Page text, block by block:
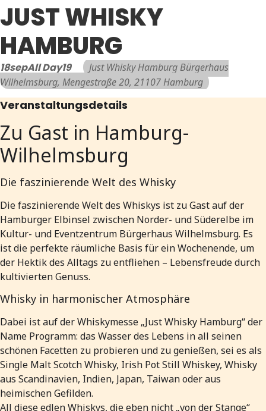
JUST WHISKY
HAMBURG
18sepAll Day19
Just Whisky Hamburg Bürgerhaus
Wilhelmsburg, Mengestraße 20, 21107 Hamburg
Veranstaltungsdetails
Zu Gast in Hamburg-
Wilhelmsburg
Die faszinierende Welt des Whisky
Die faszinierende Welt des Whiskys ist zu Gast auf der
Hamburger Elbinsel zwischen Norder- und Süderelbe im
Kultur- und Eventzentrum Bürgerhaus Wilhelmsburg. Es
ist die perfekte räumliche Basis für ein Wochenende, um
der Hektik des Alltags zu entfliehen – Lebensfreude durch
kultivierten Genuss.
Whisky in harmonischer Atmosphäre
Dabei ist auf der Whiskymesse „Just Whisky Hamburg“ der
Name Programm: das Wasser des Lebens in all seinen
schönen Facetten zu probieren und zu genießen, sei es als
Single Malt Scotch Whisky, Irish Pot Still Whiskey, Whisky
aus Scandinavien, Indien, Japan, Taiwan oder aus
heimischen Gefilden.
All diese edlen Whiskys, die eben nicht „von der Stange“